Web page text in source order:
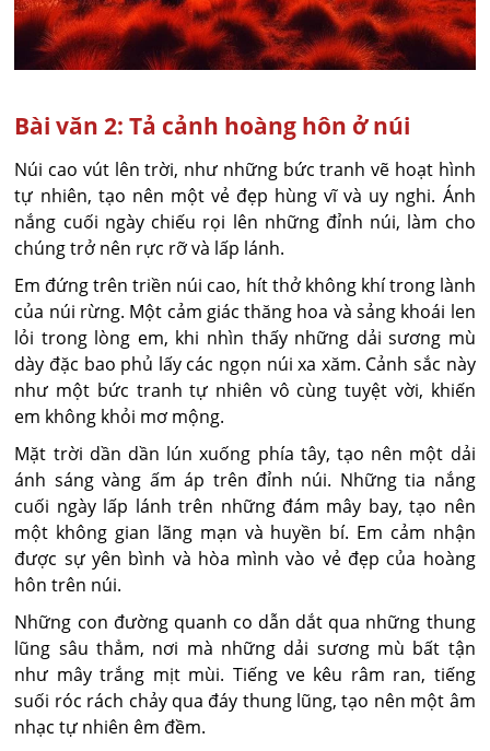
Bài văn 2: Tả cảnh hoàng hôn ở núi
Núi cao vút lên trời, như những bức tranh vẽ hoạt hình
tự nhiên, tạo nên một vẻ đẹp hùng vĩ và uy nghi. Ánh
nắng cuối ngày chiếu rọi lên những đỉnh núi, làm cho
chúng trở nên rực rỡ và lấp lánh.
Em đứng trên triền núi cao, hít thở không khí trong lành
của núi rừng. Một cảm giác thăng hoa và sảng khoái len
lỏi trong lòng em, khi nhìn thấy những dải sương mù
dày đặc bao phủ lấy các ngọn núi xa xăm. Cảnh sắc này
như một bức tranh tự nhiên vô cùng tuyệt vời, khiến
em không khỏi mơ mộng.
Mặt trời dần dần lún xuống phía tây, tạo nên một dải
ánh sáng vàng ấm áp trên đỉnh núi. Những tia nắng
cuối ngày lấp lánh trên những đám mây bay, tạo nên
một không gian lãng mạn và huyền bí. Em cảm nhận
được sự yên bình và hòa mình vào vẻ đẹp của hoàng
hôn trên núi.
Những con đường quanh co dẫn dắt qua những thung
lũng sâu thẳm, nơi mà những dải sương mù bất tận
như mây trắng mịt mùi. Tiếng ve kêu râm ran, tiếng
suối róc rách chảy qua đáy thung lũng, tạo nên một âm
nhạc tự nhiên êm đềm.